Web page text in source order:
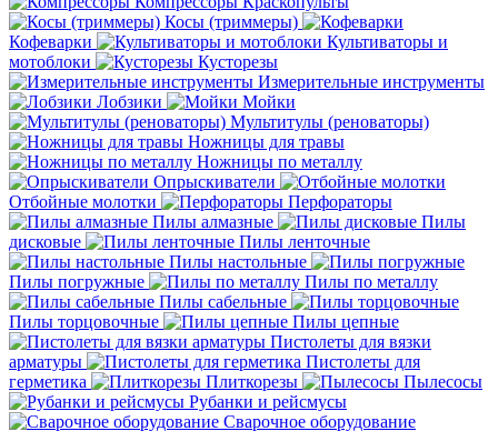
Косы (триммеры)
Кофеварки
Культиваторы и
мотоблоки
Кусторезы
Измерительные инструменты
Лобзики
Мойки
Мультитулы (реноваторы)
Ножницы для травы
Ножницы по металлу
Опрыскиватели
Отбойные молотки
Перфораторы
Пилы алмазные
Пилы
дисковые
Пилы ленточные
Пилы настольные
Пилы погружные
Пилы по металлу
Пилы сабельные
Пилы торцовочные
Пилы цепные
Пистолеты для вязки
арматуры
Пистолеты для
герметика
Плиткорезы
Пылесосы
Рубанки и рейсмусы
Сварочное оборудование